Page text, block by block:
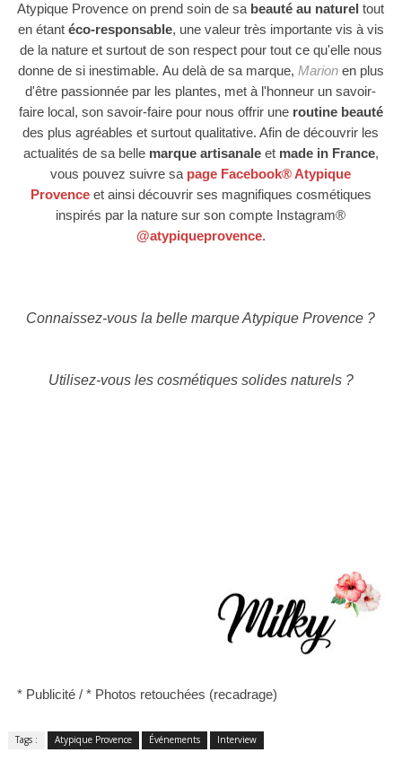
Atypique Provence on prend soin de sa beauté au naturel tout
en étant éco-responsable, une valeur très importante vis à vis
de la nature et surtout de son respect pour tout ce qu'elle nous
donne de si inestimable. Au delà de sa marque, Marionen plus
d'être passionnée par les plantes, met à l'honneur un savoir-
faire local, son savoir-faire pour nous offrir une routine beauté
des plus agréables et surtout qualitative. Afin de découvrir les
actualités de sa belle marque artisanaleet made in France,
vous pouvez suivre sa page Facebook® Atypique
Provenceet ainsi découvrir ses magnifiques cosmétiques
inspirés par la nature sur son compte Instagram®
@atypiqueprovence.
Connaissez-vous la belle marque Atypique Provence ?
Utilisez-vous les cosmétiques solides naturels ?
* Publicité / * Photos retouchées (recadrage)
Tags : Atypique Provence Événements Interview